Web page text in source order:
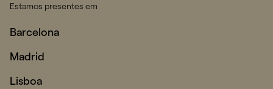
Estamos presentes em
Barcelona
Madrid
Lisboa